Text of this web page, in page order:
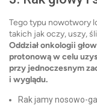
Tego typu nowotwory
takich jak oczy, uszy,
Oddział onkologii
protonową w celu
przy jednoczesnym
i wyglądu.
Rak jamy nosowo-